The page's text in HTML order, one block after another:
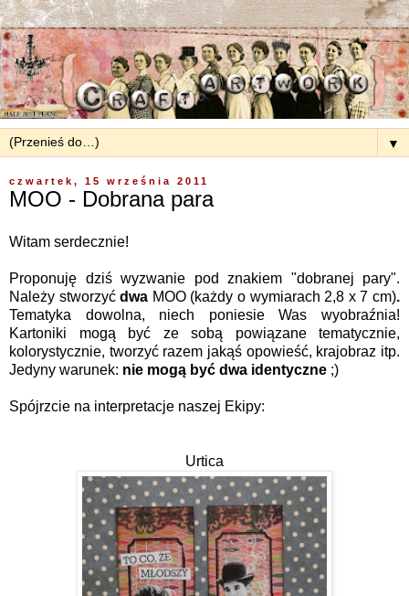
▼
czwartek, 15 września 2011
MOO - Dobrana para
Witam serdecznie!
Proponuję dziś wyzwanie pod znakiem "dobranej pary".
Należy stworzyćdwa MOO (każdy o wymiarach 2,8 x 7 cm).
Tematyka dowolna, niech poniesie Was wyobraźnia!
Kartoniki mogą być ze sobą powiązane tematycznie,
kolorystycznie, tworzyć razem jakąś opowieść, krajobraz itp.
Jedyny warunek: nie mogą być dwa identyczne ;)
Spójrzcie na interpretacje naszej Ekipy:
Urtica